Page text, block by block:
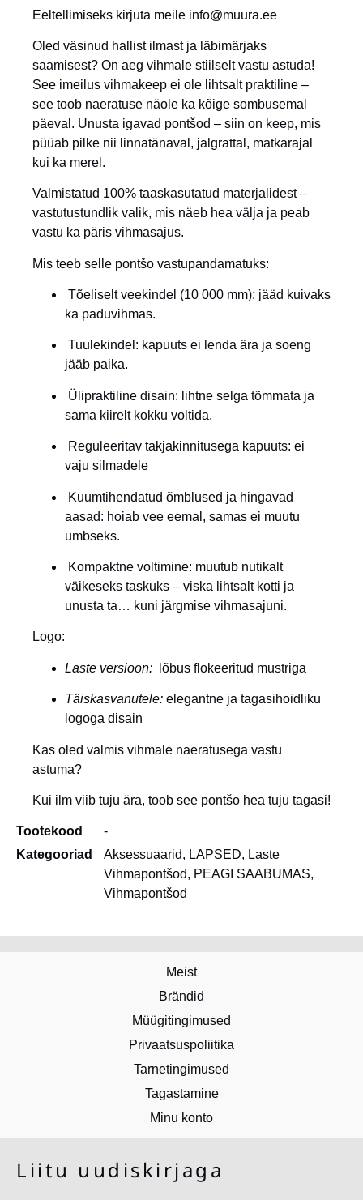
Eeltellimiseks kirjuta meile info@muura.ee
Oled väsinud hallist ilmast ja läbimärjaks
saamisest? On aeg vihmale stiilselt vastu astuda!
See imeilus vihmakeep ei ole lihtsalt praktiline –
see toob naeratuse näole ka kõige sombusemal
päeval. Unusta igavad pontšod – siin on keep, mis
püüab pilke nii linnatänaval, jalgrattal, matkarajal
kui ka merel.
Valmistatud 100% taaskasutatud materjalidest –
vastutustundlik valik, mis näeb hea välja ja peab
vastu ka päris vihmasajus.
Mis teeb selle pontšo vastupandamatuks:
Tõeliselt veekindel (10 000 mm): jääd kuivaks
ka paduvihmas.
Tuulekindel: kapuuts ei lenda ära ja soeng
jääb paika.
Ülipraktiline disain: lihtne selga tõmmata ja
sama kiirelt kokku voltida.
Reguleeritav takjakinnitusega kapuuts: ei
vaju silmadele
Kuumtihendatud õmblused ja hingavad
aasad: hoiab vee eemal, samas ei muutu
umbseks.
Kompaktne voltimine: muutub nutikalt
väikeseks taskuks – viska lihtsalt kotti ja
unusta ta… kuni järgmise vihmasajuni.
Logo:
Laste versioon: lõbus flokeeritud mustriga
Täiskasvanutele: elegantne ja tagasihoidliku
logoga disain
Kas oled valmis vihmale naeratusega vastu
astuma?
Kui ilm viib tuju ära, toob see pontšo hea tuju tagasi!
Tootekood
-
Kategooriad
Aksessuaarid, LAPSED, Laste
Vihmapontšod, PEAGI SAABUMAS,
Vihmapontšod
Meist
Brändid
Müügitingimused
Privaatsuspoliitika
Tarnetingimused
Tagastamine
Minu konto
Liitu uudiskirjaga